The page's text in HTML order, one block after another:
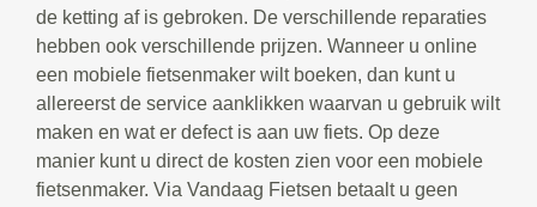
de ketting af is gebroken. De verschillende reparaties
hebben ook verschillende prijzen. Wanneer u online
een mobiele fietsenmaker wilt boeken, dan kunt u
allereerst de service aanklikken waarvan u gebruik wilt
maken en wat er defect is aan uw fiets. Op deze
manier kunt u direct de kosten zien voor een mobiele
fietsenmaker. Via Vandaag Fietsen betaalt u geen